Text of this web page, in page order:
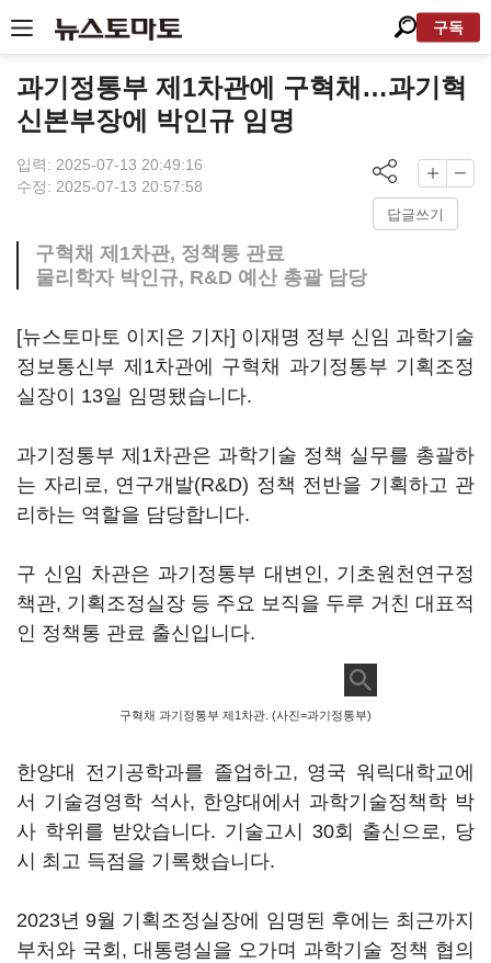
구독
과기정통부 제1차관에 구혁채…과기혁
신본부장에 박인규 임명
입력: 2025-07-13 20:49:16
수정: 2025-07-13 20:57:58
답글쓰기
구혁채 제1차관, 정책통 관료
물리학자 박인규, R&D 예산 총괄 담당
[뉴스토마토 이지은 기자] 이재명 정부 신임 과학기술
정보통신부 제1차관에 구혁채 과기정통부 기획조정
실장이 13일 임명됐습니다.
과기정통부 제1차관은 과학기술 정책 실무를 총괄하
는 자리로, 연구개발(R&D) 정책 전반을 기획하고 관
리하는 역할을 담당합니다.
구 신임 차관은 과기정통부 대변인, 기초원천연구정
책관, 기획조정실장 등 주요 보직을 두루 거친 대표적
인 정책통 관료 출신입니다.
구혁채 과기정통부 제1차관. (사진=과기정통부)
한양대 전기공학과를 졸업하고, 영국 워릭대학교에
서 기술경영학 석사, 한양대에서 과학기술정책학 박
사 학위를 받았습니다. 기술고시 30회 출신으로, 당
시 최고 득점을 기록했습니다.
2023년 9월 기획조정실장에 임명된 후에는 최근까지
부처와 국회, 대통령실을 오가며 과학기술 정책 협의